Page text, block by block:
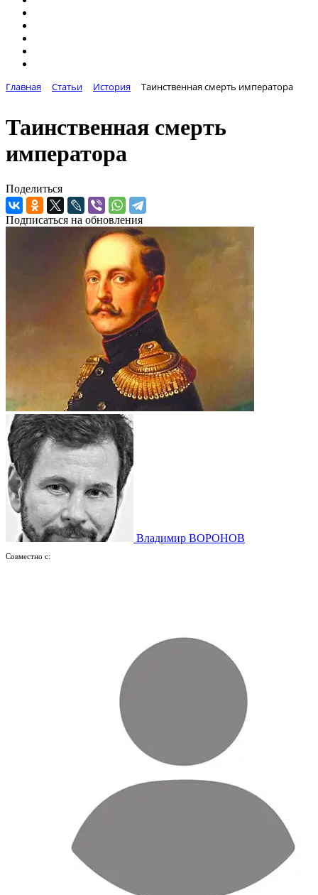
Главная Статьи История Таинственная смерть императора
Таинственная смерть
императора
Поделиться
Подписаться на обновления
Владимир ВОРОНОВ
Совместно с: